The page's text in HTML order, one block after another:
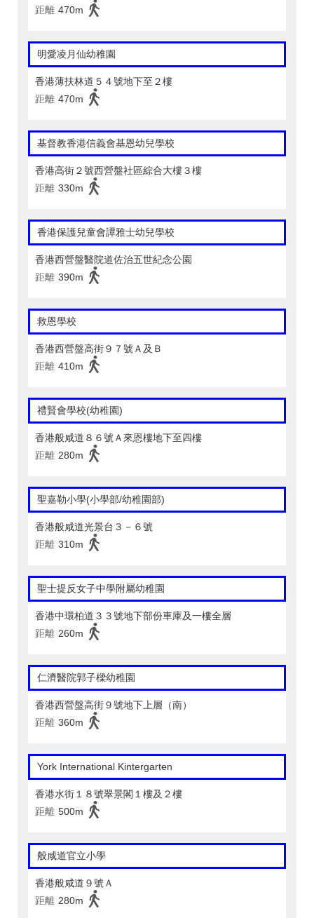
距離 470m
明愛凌月仙幼稚園
香港薄扶林道５４號地下至２樓
距離 470m
基督教香港信義會基恩幼兒學校
香港高街２號西營盤社區綜合大樓３樓
距離 330m
香港保護兒童會譚雅士幼兒學校
香港西營盤醫院道佐治五世紀念公園
距離 390m
救恩學校
香港西營盤高街９７號Ａ及Ｂ
距離 410m
禮賢會學校(幼稚園)
香港般咸道８６號Ａ來恩樓地下至四樓
距離 280m
聖嘉勒小學(小學部/幼稚園部)
香港般咸道光景台３－６號
距離 310m
聖士提反女子中學附屬幼稚園
香港中環柏道３３號地下部份車庫及一樓全層
距離 260m
仁濟醫院郭子樑幼稚園
香港西營盤高街９號地下上層（南）
距離 360m
York International Kintergarten
香港水街１８號翠景閣１樓及２樓
距離 500m
般咸道官立小學
香港般咸道９號Ａ
距離 280m